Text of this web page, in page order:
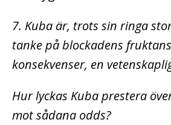
7. Kuba är, trots sin ringa
tanke på blockadens
konsekvenser, en
Hur lyckas Kuba prestera
mot sådana odds?